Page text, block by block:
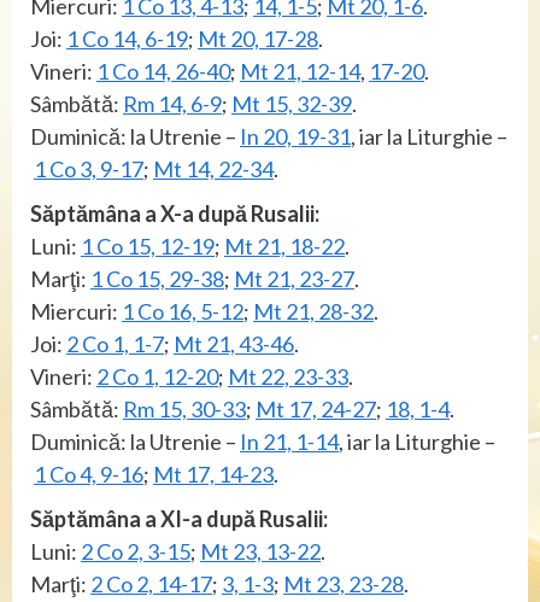
Miercuri: 1 Co 13, 4-13; 14, 1-5; Mt 20, 1-6.
Joi: 1 Co 14, 6-19; Mt 20, 17-28.
Vineri: 1 Co 14, 26-40; Mt 21, 12-14, 17-20.
Sâmbătă: Rm 14, 6-9; Mt 15, 32-39.
Duminică: la Utrenie – In 20, 19-31, iar la Liturghie –
1 Co 3, 9-17; Mt 14, 22-34.
Săptămâna a X-a după Rusalii:
Luni: 1 Co 15, 12-19; Mt 21, 18-22.
Marţi: 1 Co 15, 29-38; Mt 21, 23-27.
Miercuri: 1 Co 16, 5-12; Mt 21, 28-32.
Joi: 2 Co 1, 1-7; Mt 21, 43-46.
Vineri: 2 Co 1, 12-20; Mt 22, 23-33.
Sâmbătă: Rm 15, 30-33; Mt 17, 24-27; 18, 1-4.
Duminică: la Utrenie – In 21, 1-14, iar la Liturghie –
1 Co 4, 9-16; Mt 17, 14-23.
Săptămâna a XI-a după Rusalii:
Luni: 2 Co 2, 3-15; Mt 23, 13-22.
Marţi: 2 Co 2, 14-17; 3, 1-3; Mt 23, 23-28.